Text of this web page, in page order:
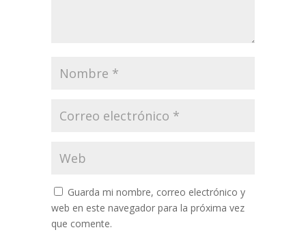
Guarda mi nombre, correo electrónico y
web en este navegador para la próxima vez
que comente.